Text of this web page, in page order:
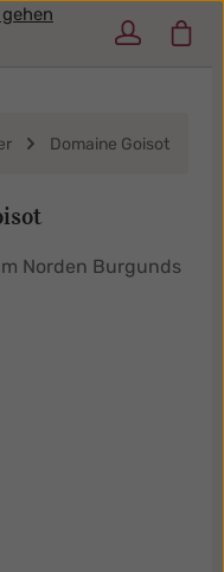
Domaine Goisot
Norden Burgunds